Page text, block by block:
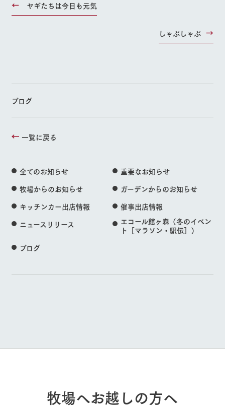
ヤギたちは今日も元気
しゃぶしゃぶ
ブログ
一覧に戻る
全てのお知らせ
重要なお知らせ
牧場からのお知らせ
ガーデンからのお知らせ
キッチンカー出店情報
催事出店情報
ニュースリリース
エコール館ヶ森（冬のイベン
ト［マラソン・駅伝］）
ブログ
牧場へお越しの方へ